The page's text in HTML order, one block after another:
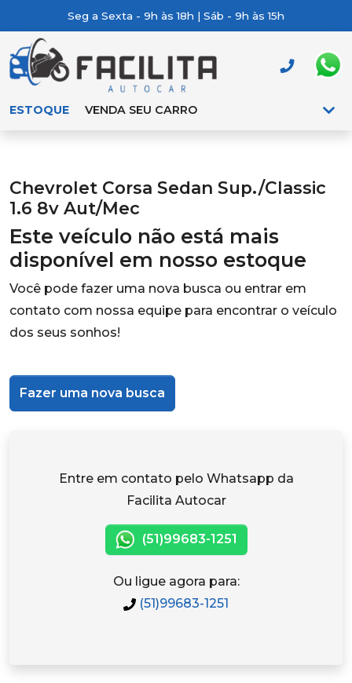
Seg a Sexta - 9h às 18h | Sáb - 9h às 15h
ESTOQUE VENDA SEU CARRO
Chevrolet Corsa Sedan Sup./Classic
1.6 8v Aut/Mec
Este veículo não está mais
disponível em nosso estoque
Você pode fazer uma nova busca ou entrar em
contato com nossa equipe para encontrar o veículo
dos seus sonhos!
Fazer uma nova busca
Entre em contato pelo Whatsapp da
Facilita Autocar
(51)99683-1251
Ou ligue agora para:
(51)99683-1251